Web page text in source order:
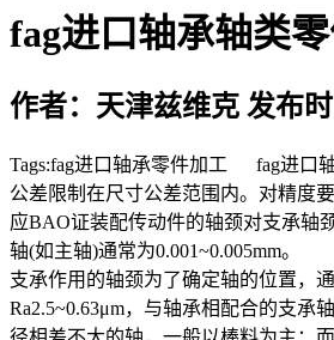
fag进口轴承轴类
作者：天津兹维克 发布
Tags:fag进口轴承零件加工 fag进口
公差限制在尺寸公差范围内。对精
应BAO证装配传动件的轴颈对支承轴
轴(如主轴)通常为0.001~0.005mm。
支承作用的轴颈为了确定轴的位置，
Ra2.5~0.63μm，与轴承相配合的支